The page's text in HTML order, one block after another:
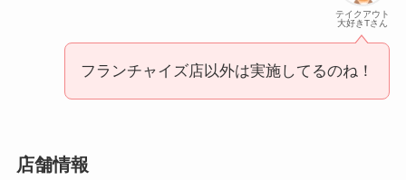
テイクアウト
大好きTさん
フランチャイズ店以外は実施してるのね！
店舗情報